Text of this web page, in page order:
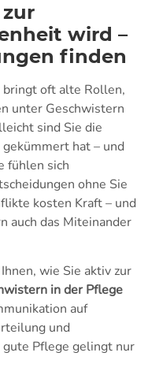
wird –
finden
oft alte Rollen,
unter Geschwistern
sind Sie die
hat – und
fühlen sich
ohne Sie
kosten Kraft – und
auch das Miteinander
wie Sie aktiv zur
in der Pflege
auf
und
Pflege gelingt nur